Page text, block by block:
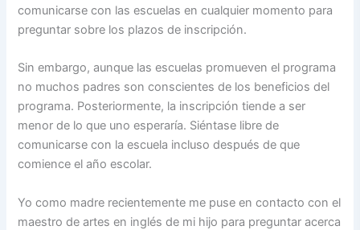
comunicarse con las escuelas en cualquier momento para
preguntar sobre los plazos de inscripción.
Sin embargo, aunque las escuelas promueven el programa
no muchos padres son conscientes de los beneficios del
programa. Posteriormente, la inscripción tiende a ser
menor de lo que uno esperaría. Siéntase libre de
comunicarse con la escuela incluso después de que
comience el año escolar.
Yo como madre recientemente me puse en contacto con el
maestro de artes en inglés de mi hijo para preguntar acerca